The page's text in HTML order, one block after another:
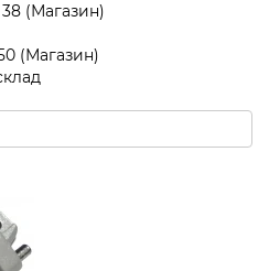
(Магазин)
(Магазин)